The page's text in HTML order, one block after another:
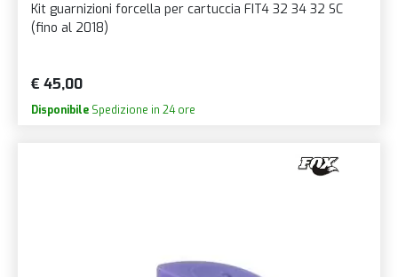
Kit guarnizioni forcella per cartuccia FIT4 32 34 32 SC
(fino al 2018)
€ 45,00
Disponibile Spedizione in 24 ore